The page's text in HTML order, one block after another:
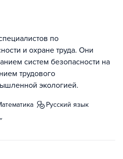
по
и охране труда. Они
систем безопасности на
трудового
экологией.
математика
русский язык